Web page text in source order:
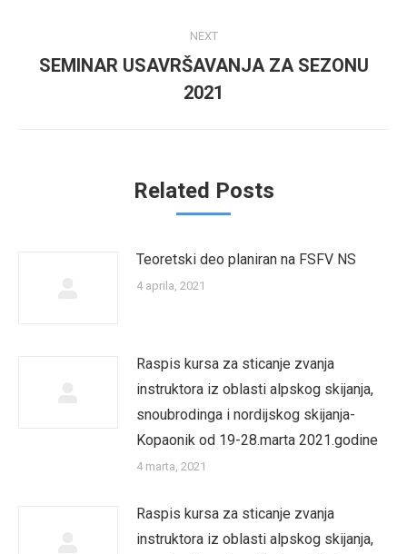
NEXT
Next
post:
SEMINAR USAVRŠAVANJA ZA SEZONU
2021
Related Posts
Teoretski deo planiran na FSFV NS
4 aprila, 2021
Raspis kursa za sticanje zvanja
instruktora iz oblasti alpskog skijanja,
snoubrodinga i nordijskog skijanja-
Kopaonik od 19-28.marta 2021.godine
4 marta, 2021
Raspis kursa za sticanje zvanja
instruktora iz oblasti alpskog skijanja,